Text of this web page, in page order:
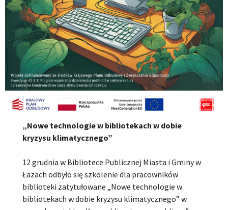
„Nowe technologie w bibliotekach w dobie
kryzysu klimatycznego”
12 grudnia w Bibliotece Publicznej Miasta i Gminy w
Łazach odbyło się szkolenie dla pracowników
biblioteki zatytułowane „Nowe technologie w
bibliotekach w dobie kryzysu klimatycznego” w